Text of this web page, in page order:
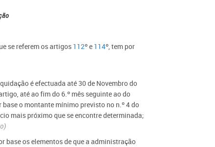
se referem os artigos 112º e 114º, tem por
é efectuada até 30 de Novembro do
até ao fim do 6.º mês seguinte ao do
o montante mínimo previsto no n.º 4 do
mais próximo que se encontre determinada;
base os elementos de que a administração